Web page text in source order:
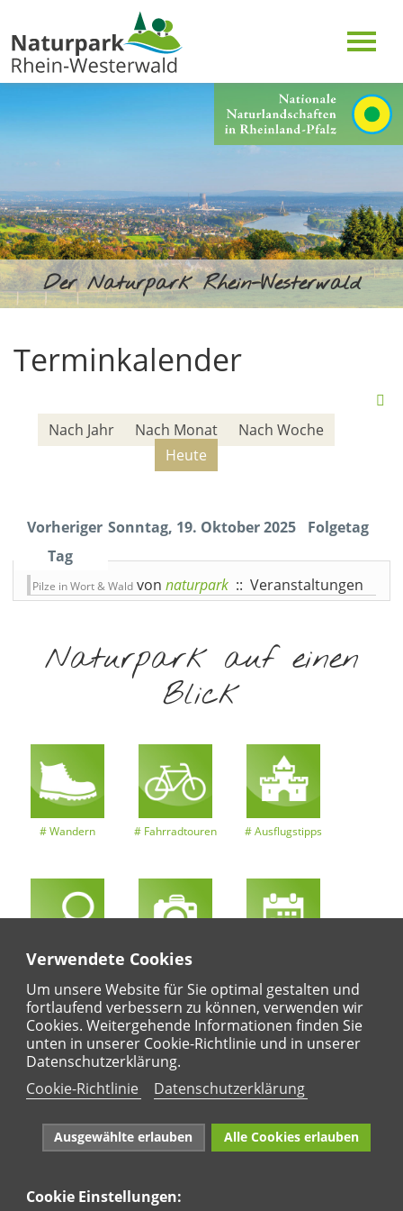
Verwendete Cookies
Um unsere Website für Sie optimal gestalten und
fortlaufend verbessern zu können, verwenden wir
Cookies. Weitergehende Informationen finden Sie
unten in unserer Cookie-Richtlinie und in unserer
Datenschutzerklärung.
Cookie-Richtlinie
Datenschutzerklärung
Ausgewählte erlauben Alle Cookies erlauben
Cookie Einstellungen:
Der Naturpark Rhein-Westerwald
Terminkalender
Nach Jahr Nach Monat
Nach Woche
Heute
Vorheriger
Tag
Sonntag, 19. Oktober 2025 Folgetag
Pilze in Wort & Wald von naturpark :: Veranstaltungen
Naturpark auf einen
Blick
Wandern Fahrradtouren Ausflugstipps
Entdeckertouren Ansichten
Regional
Karte
Naturpark Rhein-Westerwald e.V. · Marktstraße 88·